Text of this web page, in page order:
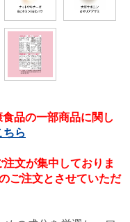
品の一部商品に関し
ちら
文が集中しておりま
ご注文とさせていただ